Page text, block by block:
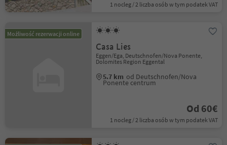
1 nocleg / 2 liczba osób w tym podatek VAT
Możliwość rezerwacji online
Casa Lies
Eggen/Ega, Deutschnofen/Nova Ponente,
Dolomites Region Eggental
5.7 km od Deutschnofen/Nova
Ponente centrum
Od 60€
1 nocleg / 2 liczba osób w tym podatek VAT